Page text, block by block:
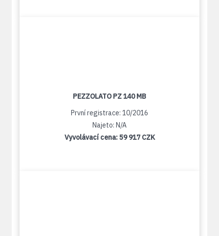
PEZZOLATO PZ 140 MB
První registrace: 10/2016
Najeto: N/A
Vyvolávací cena:59 917 CZK